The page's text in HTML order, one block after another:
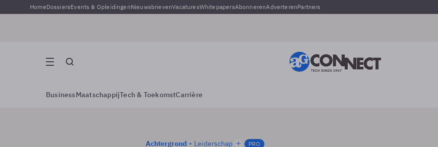
HomeDossiersEvents & OpleidingenNieuwsbrievenVacaturesWhitepapersAbonnerenAdverterenPartners
BusinessMaatschappijTech & ToekomstCarrière
Achtergrond Leiderschap PRO